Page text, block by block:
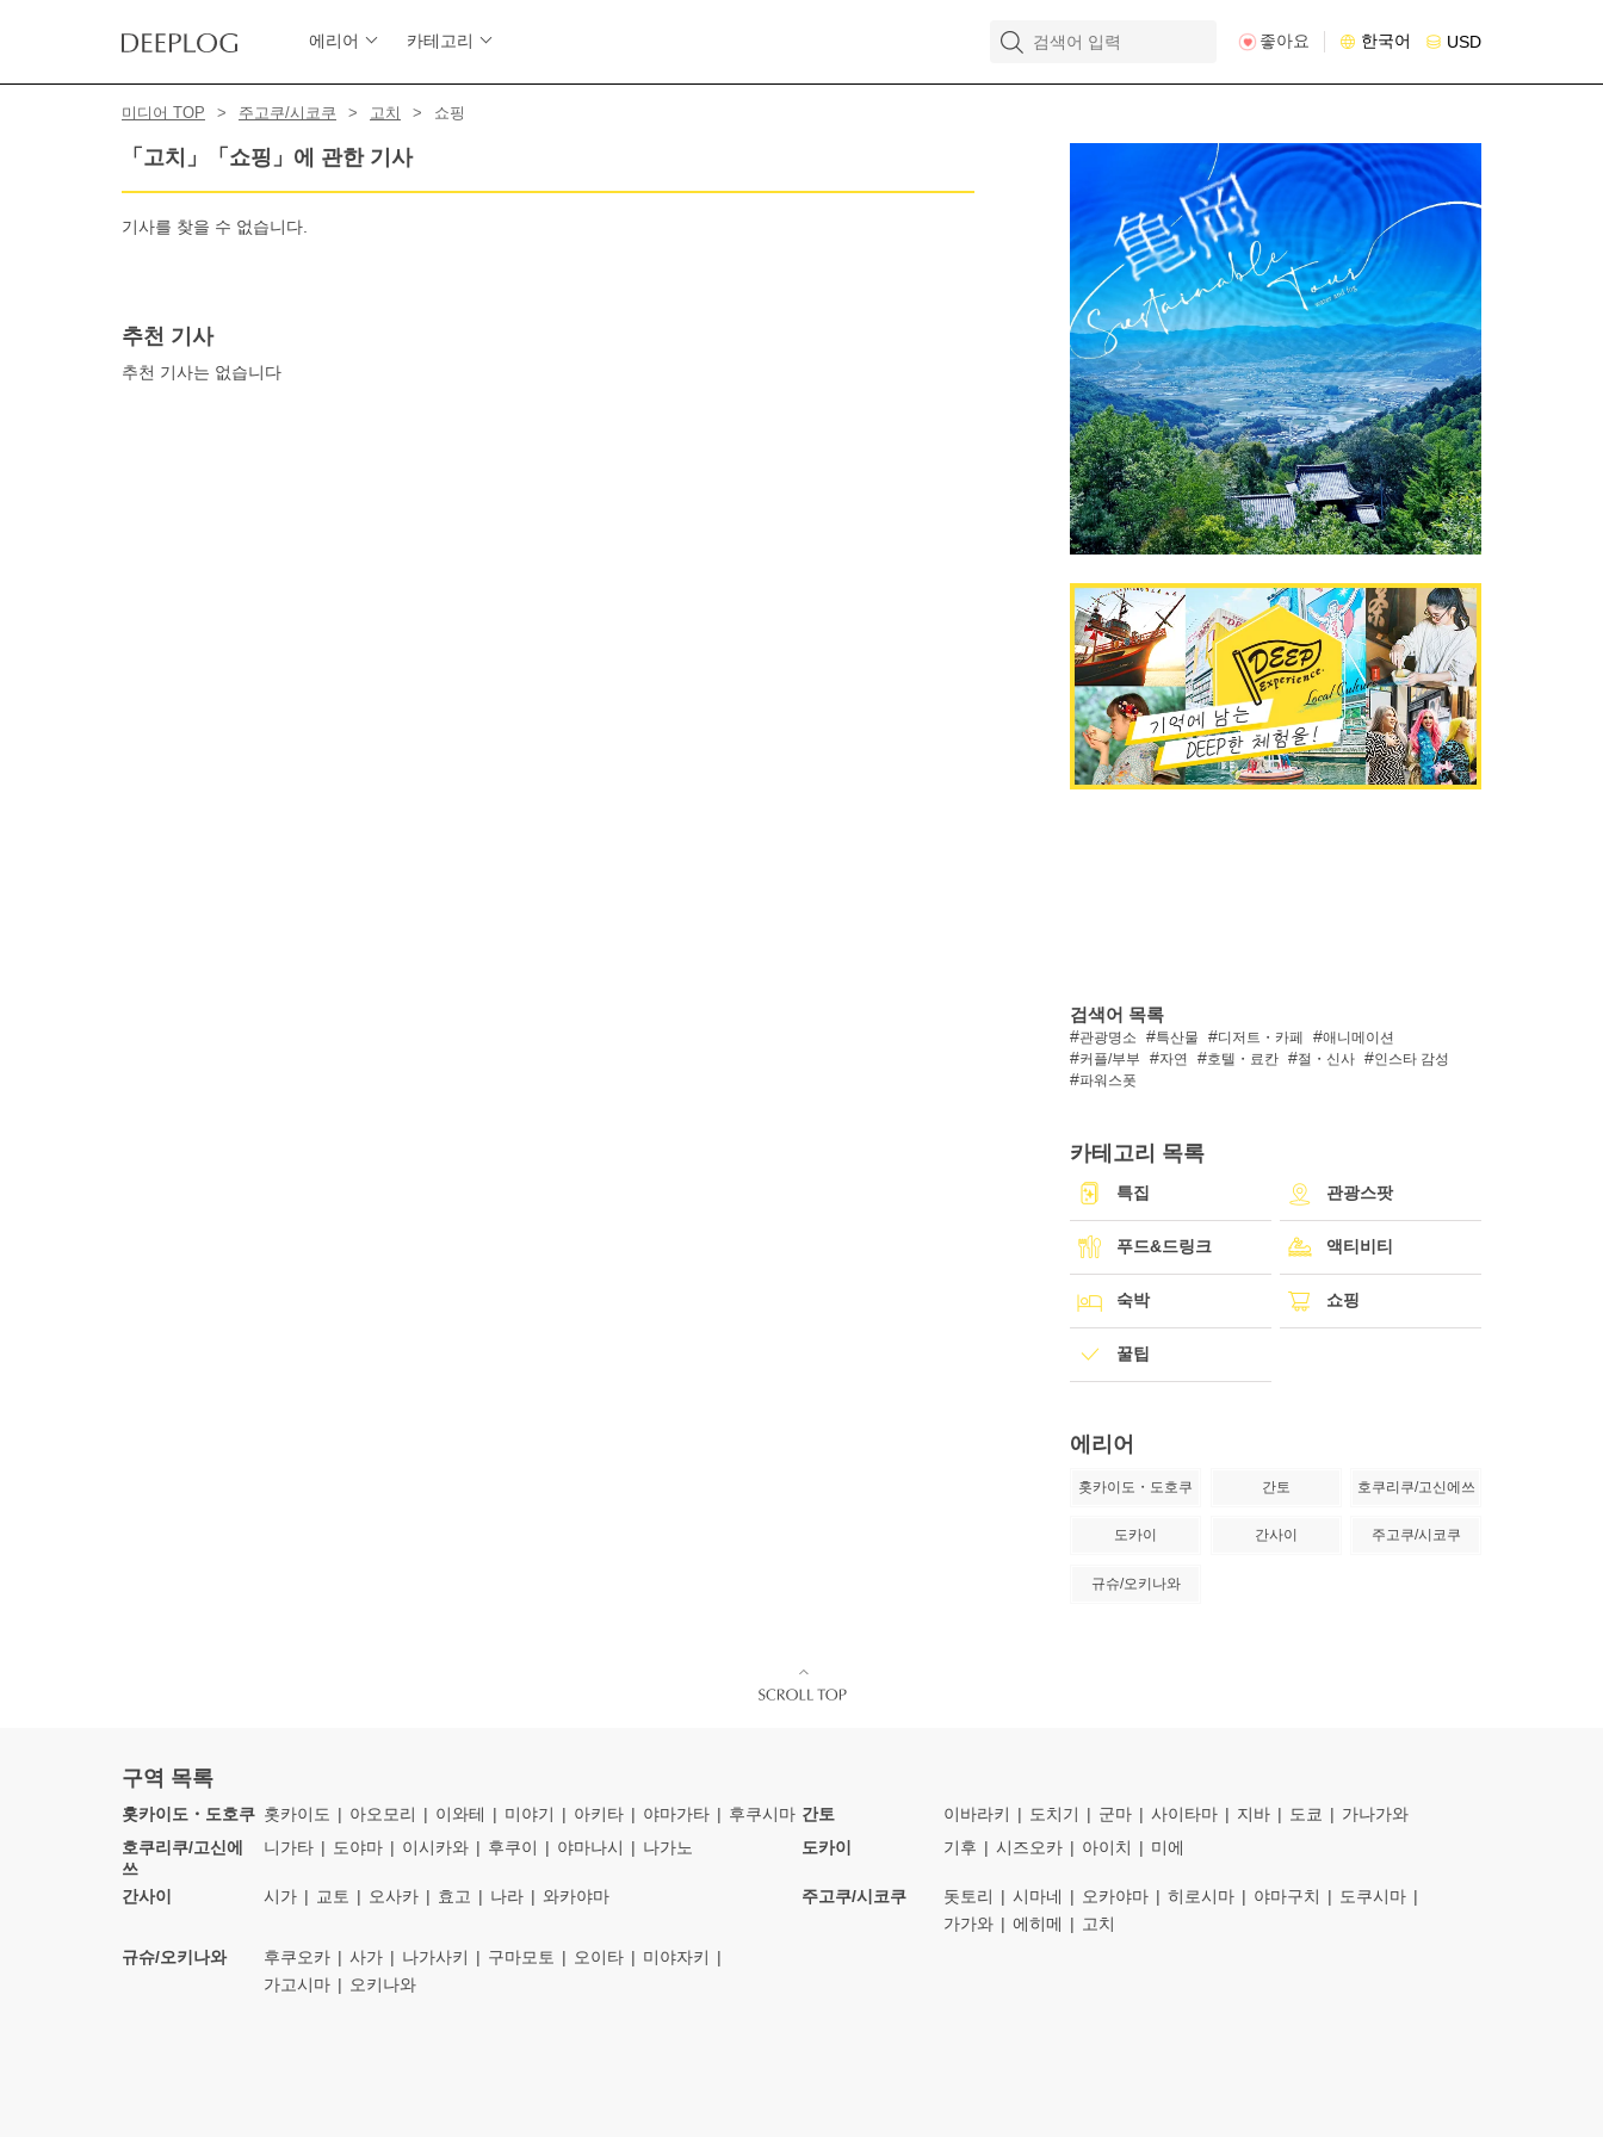
에리어 카테고리 좋아요 한국어 USD
미디어 TOP 주고쿠/시코쿠 고치 쇼핑
「고치」「쇼핑」에 관한 기사
기사를 찾을 수 없습니다.
추천 기사
추천 기사는 없습니다
검색어 목록
관광명소 특산물 디저트・카페
애니메이션
커플/부부
자연 호텔・료칸 절・신사
인스타 감성
파워스폿
카테고리 목록
특집 관광스팟
푸드&드링크 액티비티
숙박 쇼핑
꿀팁
에리어
홋카이도・도호쿠 간토 호쿠리쿠/고신에쓰
도카이 간사이 주고쿠/시코쿠
규슈/오키나와
구역 목록
홋카이도・도호쿠 홋카이도 아오모리 이와테 미야기 아키타 야마가타 후쿠시마 간토 이바라키 도치기 군마 사이타마 지바 도쿄
가나가와
호쿠리쿠/고신에
쓰
니가타 도야마 이시카와 후쿠이 야마나시 나가노 도카이 기후 시즈오카 아이치 미에
간사이 시가 교토 오사카 효고 나라 와카야마 주고쿠/시코쿠 돗토리 시마네 오카야마 히로시마 야마구치
도쿠시마
가가와
에히메
고치
규슈/오키나와
후쿠오카 사가 나가사키 구마모토 오이타
미야자키
가고시마
오키나와